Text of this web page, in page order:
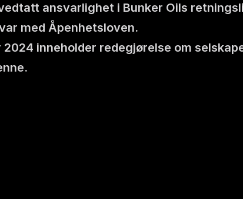
ansvarlighet i Bunker Oils
med Åpenhetsloven.
inneholder redegjørelse om